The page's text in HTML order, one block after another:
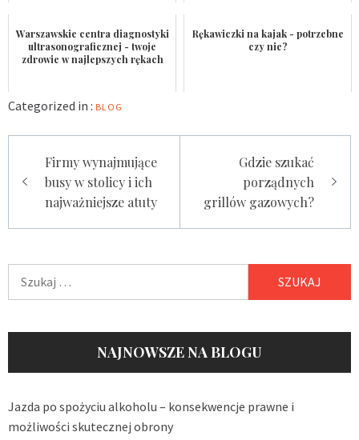
Warszawskie centra diagnostyki
ultrasonograficznej - twoje
zdrowie w najlepszych rękach
Rękawiczki na kajak - potrzebne
czy nie?
Categorized in : BLOG
wpisuFirmy wynajmujące
busy w stolicy i ich
najważniejsze atuty
Gdzie szukać
porządnych
grillów gazowych?
NAJNOWSZE NA BLOGU
Jazda po spożyciu alkoholu – konsekwencje prawne i
możliwości skutecznej obrony